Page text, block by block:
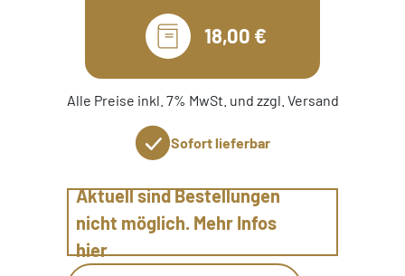
18,00 €
Alle Preise inkl. 7% MwSt. und zzgl. Versand
Sofort lieferbar
Aktuell sind Bestellungen
nicht möglich. Mehr Infos
hier